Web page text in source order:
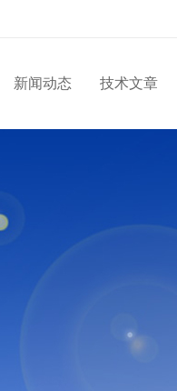
新闻动态 技术文章